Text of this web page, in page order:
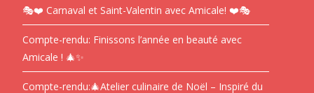
🎭❤️ Carnaval et Saint-Valentin avec Amicale! ❤️🎭
Compte-rendu: Finissons l’année en beauté avec
Amicale ! 🎄✨
Compte-rendu:🎄Atelier culinaire de Noël – Inspiré du